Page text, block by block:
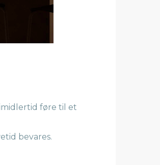
føre til et
bevares.